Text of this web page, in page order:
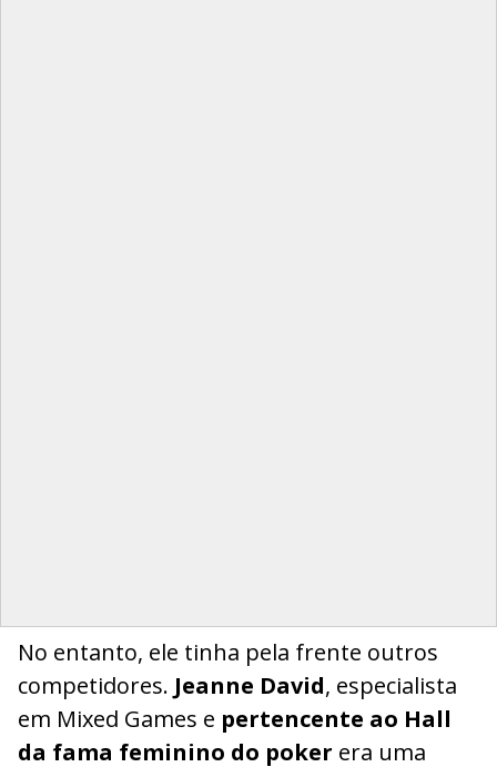
No entanto, ele tinha pela frente outros
competidores. Jeanne David, especialista
em Mixed Games e pertencente ao Hall
da fama feminino do poker era uma